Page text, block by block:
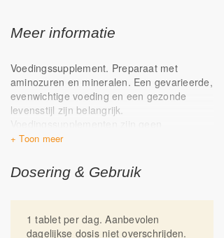
Meer informatie
Voedingssupplement. Preparaat met
aminozuren en mineralen. Een gevarieerde,
evenwichtige voeding en een gezonde
levensstijl zijn belangrijk.
Voedingssupplementen zijn geen
vervanging van een gevarieerde voeding.
van kinderen bewaren.Geproduceerd in
Nederland.
Dosering & Gebruik
1 tablet per dag. Aanbevolen
dagelijkse dosis niet overschrijden.